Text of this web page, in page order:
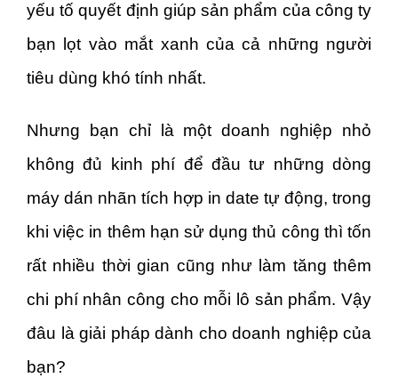
yếu tố quyết định giúp sản phẩm của công ty
bạn lọt vào mắt xanh của cả những người
tiêu dùng khó tính nhất.
Nhưng bạn chỉ là một doanh nghiệp nhỏ
không đủ kinh phí để đầu tư những dòng
máy dán nhãn tích hợp in date tự động, trong
khi việc in thêm hạn sử dụng thủ công thì tốn
rất nhiều thời gian cũng như làm tăng thêm
chi phí nhân công cho mỗi lô sản phẩm. Vậy
đâu là giải pháp dành cho doanh nghiệp của
bạn?